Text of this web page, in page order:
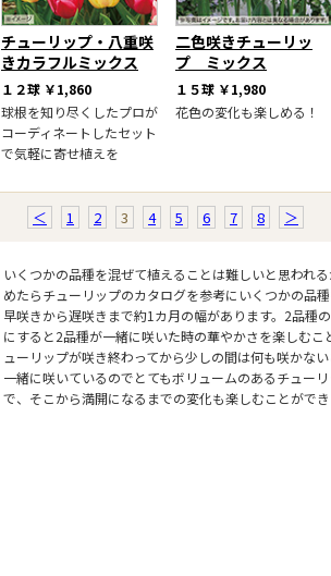
チューリップ・八重咲
きカラフルミックス
１２球 ￥1,860
球根を知り尽くしたプロが
コーディネートしたセット
で気軽に寄せ植えを
二色咲きチューリッ
プ ミックス
１５球 ￥1,980
花色の変化も楽しめる！
＜ 1 2 3 4 5 6 7 8 ＞
いくつかの品種を混ぜて植えることは難しいと思われ
めたらチューリップのカタログを参考にいくつかの品
早咲きから遅咲きまで約1カ月の幅があります。2品種
にすると2品種が一緒に咲いた時の華やかさを楽しむ
ューリップが咲き終わってから少しの間は何も咲かな
一緒に咲いているのでとてもボリュームのあるチュー
で、そこから満開になるまでの変化も楽しむことができ